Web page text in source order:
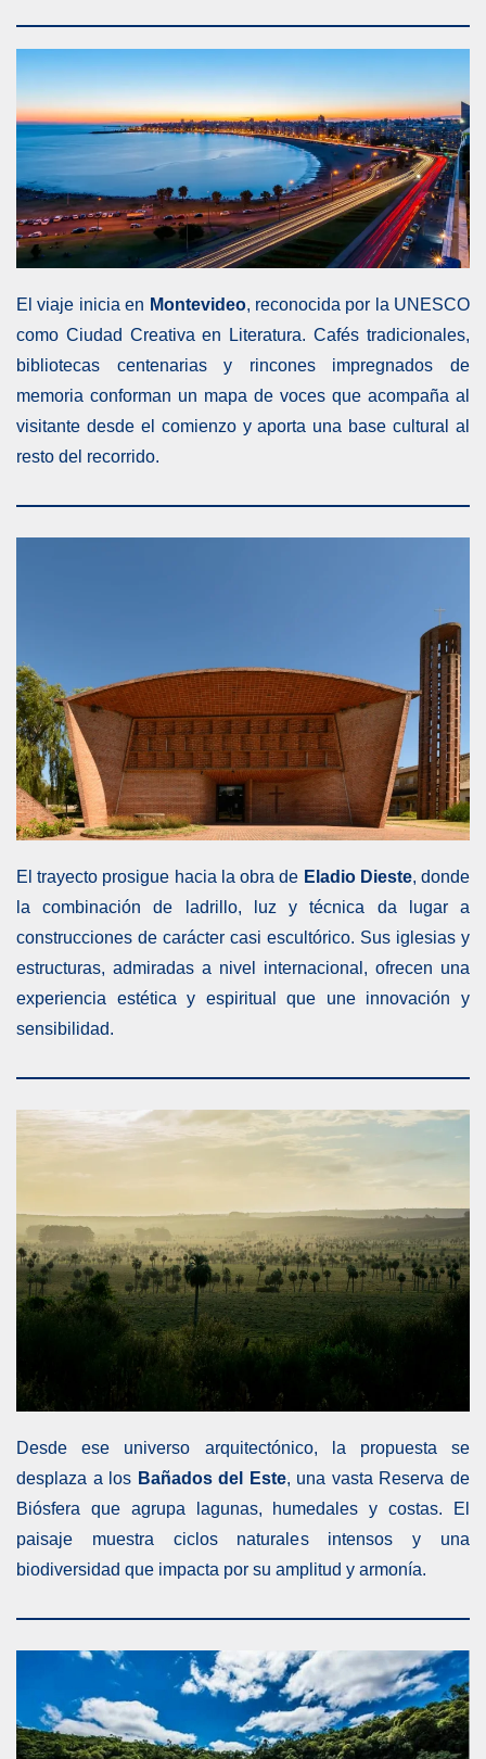
El viaje inicia en Montevideo, reconocida por la UNESCO
como Ciudad Creativa en Literatura. Cafés tradicionales,
bibliotecas centenarias y rincones impregnados de
memoria conforman un mapa de voces que acompaña al
visitante desde el comienzo y aporta una base cultural al
resto del recorrido.
El trayecto prosigue hacia la obra de Eladio Dieste, donde
la combinación de ladrillo, luz y técnica da lugar a
construcciones de carácter casi escultórico. Sus iglesias y
estructuras, admiradas a nivel internacional, ofrecen una
experiencia estética y espiritual que une innovación y
sensibilidad.
Desde ese universo arquitectónico, la propuesta se
desplaza a los Bañados del Este, una vasta Reserva de
Biósfera que agrupa lagunas, humedales y costas. El
paisaje muestra ciclos naturales intensos y una
biodiversidad que impacta por su amplitud y armonía.